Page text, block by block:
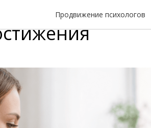
Продвижение психологов
реклама